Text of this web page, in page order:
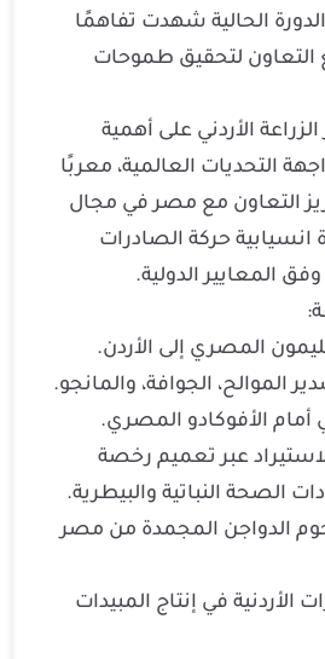
الحالية شهدت تفاهمًا
التعاون لتحقيق طموحات
الأردني على أهمية
التحديات العالمية، معربًا
التعاون مع مصر في مجال
انسيابية حركة الصادرات
وفق المعايير الدولية.
المصري إلى الأردن.
الموالح، الجوافة، والمانجو.
أمام الأفوكادو المصري.
عبر تعميم رخصة
الصحة النباتية والبيطرية.
الدواجن المجمدة من مصر
الأردنية في إنتاج المبيدات